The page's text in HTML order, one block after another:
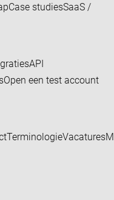
Case studiesSaaS /
API
Open een test account
TerminologieVacatures